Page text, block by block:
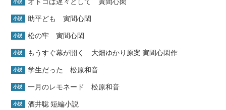
小説
小説 助平ども 寅間心閑
小説 松の牢 寅間心閑
小説 もうすぐ幕が開く 大畑ゆかり原案 寅間心閑作
小説 学生だった 松原和音
小説 一月のレモネード 松原和音
小説 酒井聡 短編小説